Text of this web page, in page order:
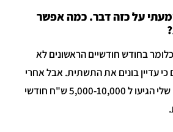
על כזה דבר. כמה אפשר
בחודש חודשיים הראשונים לא
כי עדיין בונים את התשתית. אבל אחרי
שהבסיס יציב, תלמידים שלי הגיעו ל 5,000-10,000 ש"ח חודשי